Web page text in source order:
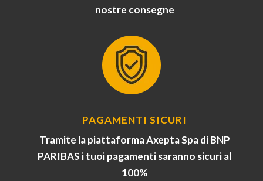
nostre consegne
PAGAMENTI SICURI
Tramite la piattaforma Axepta Spa di BNP
PARIBAS i tuoi pagamenti saranno sicuri al
100%